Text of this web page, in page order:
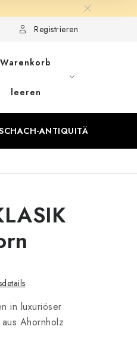
Registrieren
Warenkorb
leeren
ANTIQUITÄTENLADEN
in luxuriöser
Ahornholz